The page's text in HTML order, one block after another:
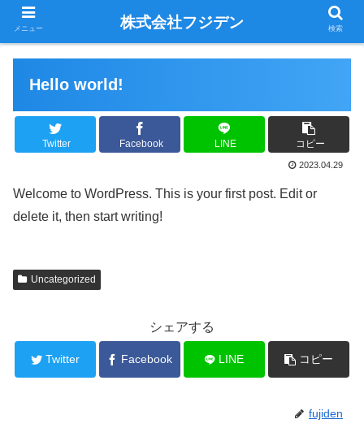
Hello world!
Twitter Facebook LINE コピー
2023.04.29
Welcome to WordPress. This is your first post. Edit or
delete it, then start writing!
Uncategorized
シェアする
Twitter Facebook LINE コピー
fujiden
メニュー 株式会社フジデン 検索